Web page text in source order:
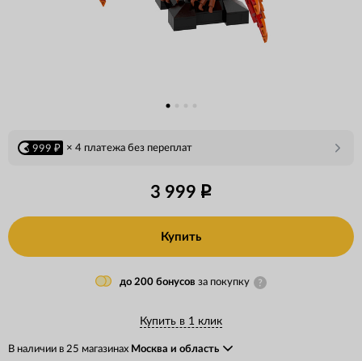
3 999
999 ₽ × 4 платежа без переплат
Купить
Купить в 1 клик
до 200 бонусов за покупку
В наличии в 25 магазинах Москва и область